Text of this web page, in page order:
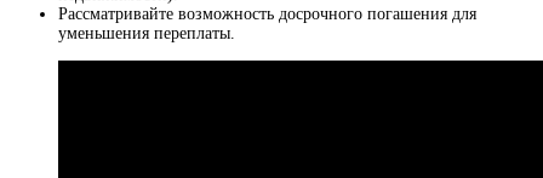
Рассматривайте возможность досрочного погашения для
уменьшения переплаты.